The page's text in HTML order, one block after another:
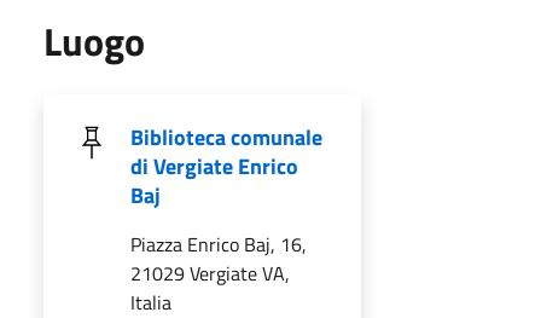
Luogo
Biblioteca comunale
di Vergiate Enrico
Baj
Piazza Enrico Baj, 16,
21029 Vergiate VA,
Italia